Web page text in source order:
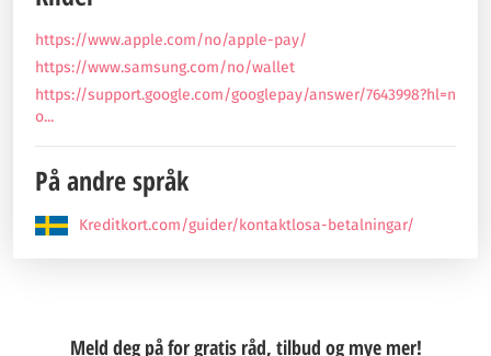
https://www.apple.com/no/apple-pay/
https://www.samsung.com/no/wallet
https://support.google.com/googlepay/answer/7643998?hl=n
o...
På andre språk
Kreditkort.com/guider/kontaktlosa-betalningar/
Meld deg på for gratis råd, tilbud og mye mer!